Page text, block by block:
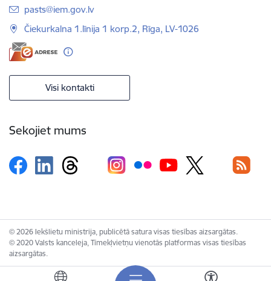
E-pasts:
pasts@iem.gov.lv
Čiekurkalna 1.līnija 1 korp.2, Rīga, LV-1026
Visi kontakti
Sekojiet mums
© 2026 Iekšlietu ministrija, publicētā satura visas tiesības aizsargātas.
© 2020 Valsts kanceleja, Tīmekļvietņu vienotās platformas visas tiesības
aizsargātas.